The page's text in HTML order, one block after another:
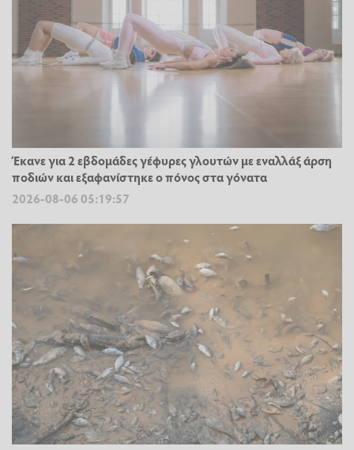
Έκανε για 2 εβδομάδες γέφυρες γλουτών με εναλλάξ άρση
ποδιών και εξαφανίστηκε ο πόνος στα γόνατα
2026-08-06 05:19:57